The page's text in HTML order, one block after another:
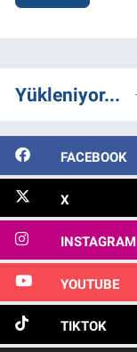
Yükleniyor...
FACEBOOK
X
INSTAGRAM
YOUTUBE
TIKTOK